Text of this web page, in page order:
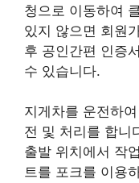
청으로 이동하여
있지 않으면 회원
후 공인간편 인증
수 있습니다.
지게차를 운전하
전 및 처리를 합니
출발 위치에서 작
트를 포크를 이용